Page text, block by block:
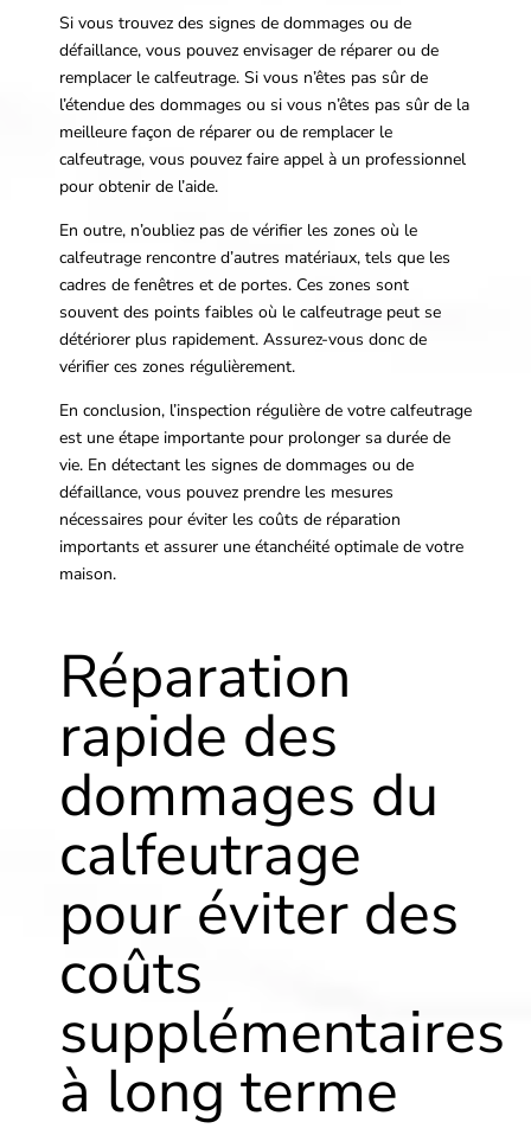
Si vous trouvez des signes de dommages ou de
défaillance, vous pouvez envisager de réparer ou de
remplacer le calfeutrage. Si vous n’êtes pas sûr de
l’étendue des dommages ou si vous n’êtes pas sûr de la
meilleure façon de réparer ou de remplacer le
calfeutrage, vous pouvez faire appel à un professionnel
pour obtenir de l’aide.
En outre, n’oubliez pas de vérifier les zones où le
calfeutrage rencontre d’autres matériaux, tels que les
cadres de fenêtres et de portes. Ces zones sont
souvent des points faibles où le calfeutrage peut se
détériorer plus rapidement. Assurez-vous donc de
vérifier ces zones régulièrement.
En conclusion, l’inspection régulière de votre calfeutrage
est une étape importante pour prolonger sa durée de
vie. En détectant les signes de dommages ou de
défaillance, vous pouvez prendre les mesures
nécessaires pour éviter les coûts de réparation
importants et assurer une étanchéité optimale de votre
maison.
Réparation
rapide des
dommages du
calfeutrage
pour éviter des
coûts
supplémentaires
à long terme